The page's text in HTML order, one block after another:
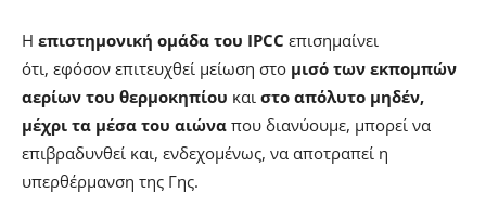
Η επιστημονική ομάδα του IPCC επισημαίνει
ότι, εφόσον επιτευχθεί μείωση στο μισό των εκπομπών
αερίων του θερμοκηπίου και στο απόλυτο μηδέν,
μέχρι τα μέσα του αιώνα που διανύουμε, μπορεί να
επιβραδυνθεί και, ενδεχομένως, να αποτραπεί η
υπερθέρμανση της Γης.